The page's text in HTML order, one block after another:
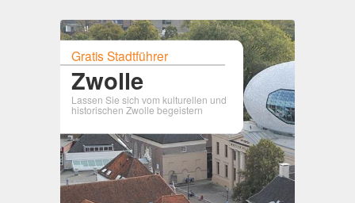
Gratis Stadtführer
Zwolle
Lassen Sie sich vom kulturellen und
historischen Zwolle begeistern